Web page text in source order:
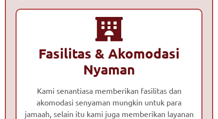
Fasilitas & Akomodasi
Nyaman
Kami senantiasa memberikan fasilitas dan
akomodasi senyaman mungkin untuk para
jamaah, selain itu kami juga memberikan layanan